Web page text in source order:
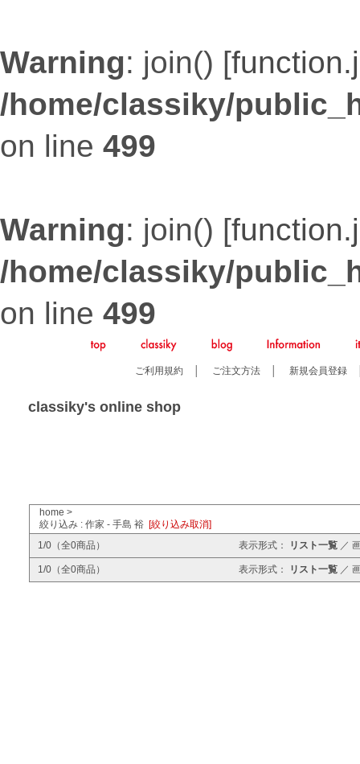
Warning: join() [
/home/classiky/
on line 499
Warning: join() [
/home/classiky/
on line 499
ご利用規約│ ご注文方法│ 新規会員登録
classiky's online shop
home >
絞り込み : 作家 - 手島 裕 [絞り込み取消]
1/0（全0商品）
表示形式： リスト一覧 ／
1/0（全0商品） 表示形式： リスト一覧 ／